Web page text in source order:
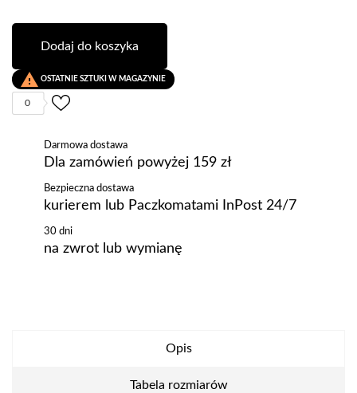
Dodaj do koszyka
 OSTATNIE SZTUKI W MAGAZYNIE
0
Darmowa dostawa
Dla zamówień powyżej 159 zł
Bezpieczna dostawa
kurierem lub Paczkomatami InPost 24/7
30 dni
na zwrot lub wymianę
Opis
Tabela rozmiarów